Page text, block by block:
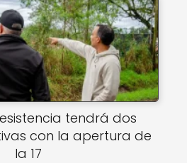
tendrá dos
con la apertura de
la 17